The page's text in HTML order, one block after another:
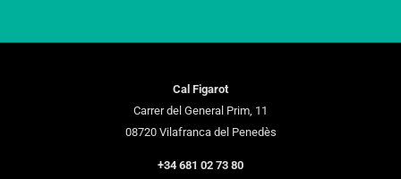
Cal Figarot
Carrer del General Prim, 11
08720 Vilafranca del Penedès
+34 681 02 73 80